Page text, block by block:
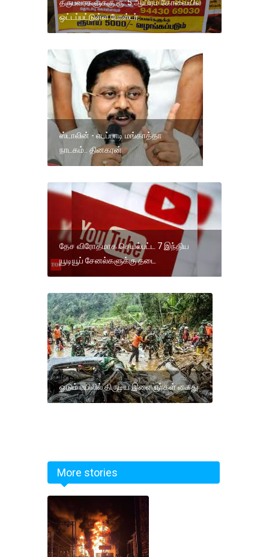
தருபவர்களுக்கு ரூ. 5 ஆயிரம் கோவையில்
ஒட்டப்பட்டுள்ள போஸ்டர்.
ஸ்டாலின் - எடப்பாடி மங்காத்தா
நாடகம்.. தினகரன்
தேச விரோதமாக செயல்பட்ட 7 இந்திய
யூடியூப் சேனல்களுக்கு தடை
ஓடும் ரயிலில் திருடிய இளைஞர்கள் கைது
More stories